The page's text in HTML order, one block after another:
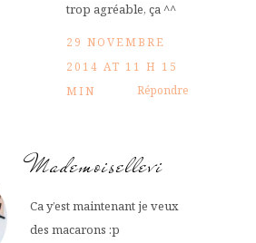
trop agréable, ça ^^
29 NOVEMBRE
2014 AT 11 H 15
MIN
Répondre
Mademoisellevi
Ca y’est maintenant je veux
des macarons :p